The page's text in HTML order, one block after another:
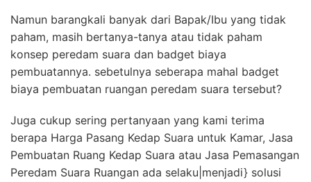
Namun barangkali banyak dari Bapak/Ibu yang tidak
paham, masih bertanya-tanya atau tidak paham
konsep peredam suara dan badget biaya
pembuatannya. sebetulnya seberapa mahal badget
biaya pembuatan ruangan peredam suara tersebut?
Juga cukup sering pertanyaan yang kami terima
berapa Harga Pasang Kedap Suara untuk Kamar, Jasa
Pembuatan Ruang Kedap Suara atau Jasa Pemasangan
Peredam Suara Ruangan ada selaku|menjadi} solusi